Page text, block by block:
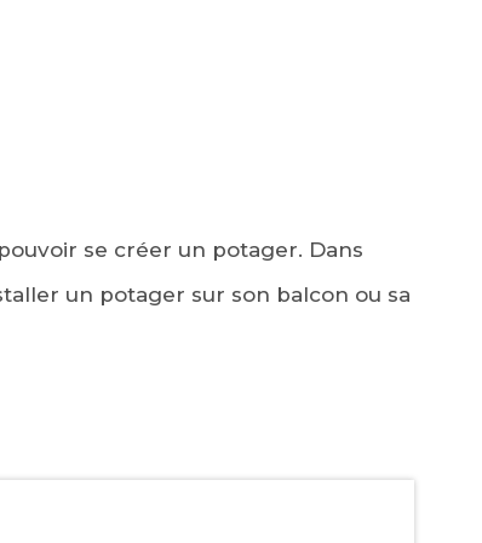
se créer un potager. Dans
un potager sur son balcon ou sa